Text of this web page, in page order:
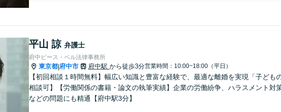
平山 諒 弁護士
府中ピース・ベル法律事務所
東京都|府中市 府中駅 から徒歩3分営業時間：10:00~18:00（平日）
【初回相談１時間無料】幅広い知識と豊富な経験で、最適な離婚を実現「子ど
相談可】【労働関係の書籍・論文の執筆実績】企業の労働紛争、ハラスメント対
などの問題にも精通【府中駅3分】